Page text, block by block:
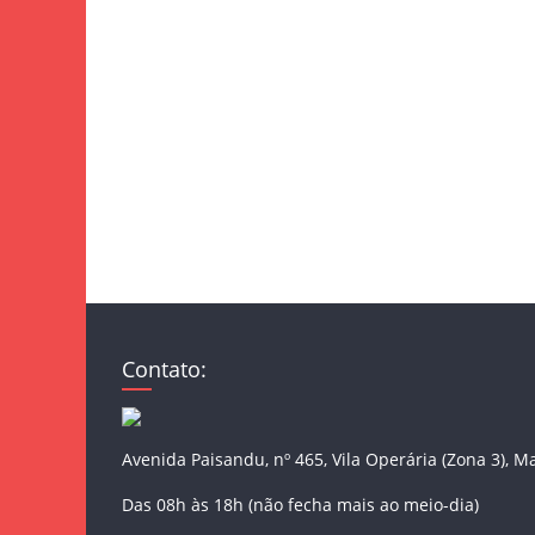
Contato:
Avenida Paisandu, nº 465, Vila Operária (Zona 3),
Das 08h às 18h (não fecha mais ao meio-dia)